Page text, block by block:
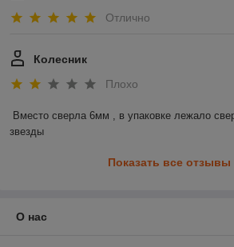
Отлично
Колесник
Плохо
Вместо сверла 6мм , в упаковке лежало
звезды
Показать все отзывы
О нас